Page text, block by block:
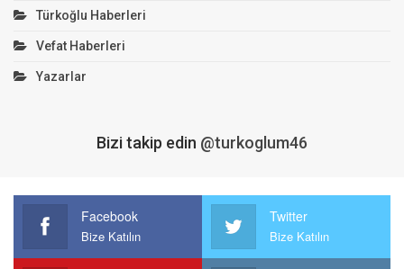
Türkoğlu Haberleri
Vefat Haberleri
Yazarlar
Bizi takip edin @turkoglum46
Facebook
Bize Katılın
Twitter
Bize Katılın